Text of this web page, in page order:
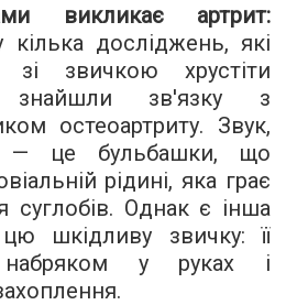
викликає артрит:
кілька досліджень, які
звичкою хрустіти
зв'язку з
остеоартриту. Звук,
— це бульбашки, що
рідині, яка грає
суглобів. Однак є інша
шкідливу звичку: її
у руках і